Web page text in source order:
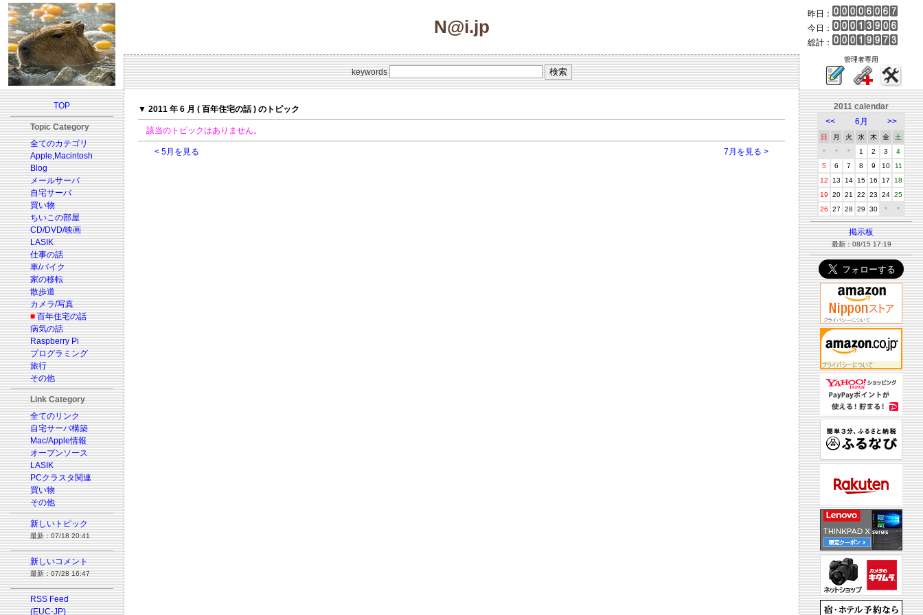
N@i.jp
昨日：
今日：
総計：
keywords
管理者専用
TOP
Topic Category
全てのカテゴリ
Apple,Macintosh
Blog
メールサーバ
自宅サーバ
買い物
ちいこの部屋
CD/DVD/映画
LASIK
仕事の話
車/バイク
家の移転
散歩道
カメラ/写真
■ 百年住宅の話
病気の話
Raspberry Pi
プログラミング
旅行
その他
Link Category
全てのリンク
自宅サーバ構築
Mac/Apple情報
オープンソース
LASIK
PCクラスタ関連
買い物
その他
新しいトピック
最新：07/18 20:41
新しいコメント
最新：07/28 16:47
RSS Feed
(EUC-JP)
▼ 2011 年 6 月 ( 百年住宅の話 ) のトピック
該当のトピックはありません。
< 5月を見る 7月を見る >
2011 calendar
<<
6月 >>
日 月 火 水 木 金
土
＊
＊ ＊ 1 2 3
4
5
6 7 8 9 10
11
12
13 14 15 16 17
18
19
20 21 22 23 24 25
26
27 28 29 30 ＊ ＊
掲示板
最新：08/15 17:19